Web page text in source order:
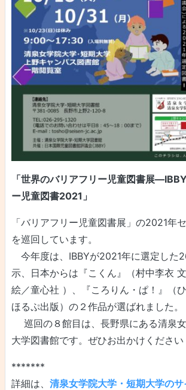
「世界のバリアフリー児童図書展
ー児童図書2021」
「バリアフリー児童図書展」の2021年
を巡回しています。
今年度は、IBBYが2021年に選定した
示、日本からは『こくん』（村中李衣
絵／童心社 ）、『ころりん・ぱ！』（
ほるぷ出版）の２作品が選ばれました。
巡回の８館目は、長野県にある清泉
大学図書館です。ぜひお出かけください
*******
詳細は、 清泉女学院大学・短期大学の